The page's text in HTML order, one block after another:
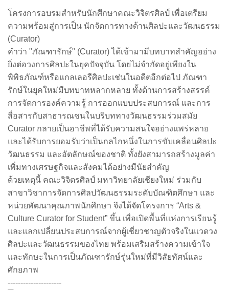
โครงการอบรมสำหรับนักศึกษาคณะวิจิตรศิลป์ เพื่อเตรียม
ความพร้อมสู่การเป็น นักจัดการทางด้านศิลปะและวัฒนธรรม
(Curator)
คำว่า "ภัณฑารักษ์" (Curator) ได้เข้ามามีบทบาทสำคัญอย่าง
ยิ่งต่อวงการศิลปะในยุคปัจจุบัน โดยไม่จำกัดอยู่เพียงใน
พิพิธภัณฑ์หรือแกลเลอรีศิลปะเช่นในอดีตอีกต่อไป ภัณฑา
รักษ์ในยุคใหม่มีบทบาทหลากหลาย ทั้งด้านการสร้างสรรค์
การจัดการองค์ความรู้ การออกแบบประสบการณ์ และการ
สื่อสารกับสาธารณชนในบริบททางวัฒนธรรมร่วมสมัย
Curator กลายเป็นอาชีพที่ได้รับความสนใจอย่างแพร่หลาย
และได้รับการยอมรับว่าเป็นกลไกหนึ่งในการขับเคลื่อนศิลปะ
วัฒนธรรม และอัตลักษณ์ของชาติ ทั้งยังสามารถสร้างมูลค่า
เพิ่มทางเศรษฐกิจและสังคมได้อย่างมีนัยสำคัญ
ด้วยเหตุนี้ คณะวิจิตรศิลป์ มหาวิทยาลัยเชียงใหม่ ร่วมกับ
สาขาวิชาการจัดการศิลปวัฒนธรรมระดับบัณฑิตศึกษา และ
หน่วยพัฒนาคุณภาพนักศึกษา จึงได้จัดโครงการ “Arts &
Culture Curator for Student” ขึ้น เพื่อเปิดพื้นที่แห่งการเรียนรู้
และแลกเปลี่ยนประสบการณ์จากผู้เชี่ยวชาญตัวจริงในแวดวง
ศิลปะและวัฒนธรรมของไทย พร้อมเสริมสร้างความเข้าใจ
และทักษะในการเป็นภัณฑารักษ์รุ่นใหม่ที่มีวิสัยทัศน์และ
ศักยภาพ
---------------------